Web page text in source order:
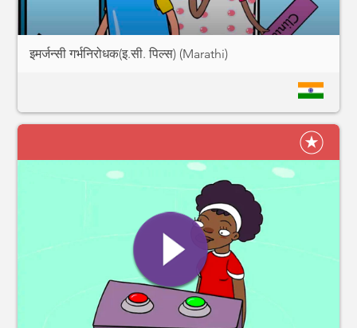
इमर्जन्सी गर्भनिरोधक(इ.सी. पिल्स) (Marathi)